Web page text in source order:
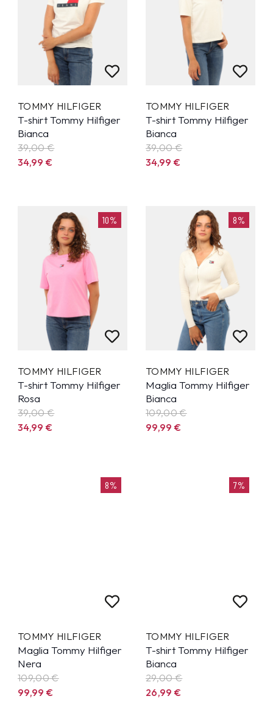
TOMMY HILFIGER
T-shirt Tommy Hilfiger
Bianca
39,00 €
34,99€
TOMMY HILFIGER
T-shirt Tommy Hilfiger
Bianca
39,00 €
34,99€
10%
TOMMY HILFIGER
T-shirt Tommy Hilfiger
Rosa
39,00 €
34,99€
8%
TOMMY HILFIGER
Maglia Tommy Hilfiger
Bianca
109,00 €
99,99€
8%
TOMMY HILFIGER
Maglia Tommy Hilfiger
Nera
109,00 €
99,99€
7%
TOMMY HILFIGER
T-shirt Tommy Hilfiger
Bianca
29,00 €
26,99€